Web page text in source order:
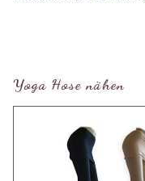
Yoga Hose nähen